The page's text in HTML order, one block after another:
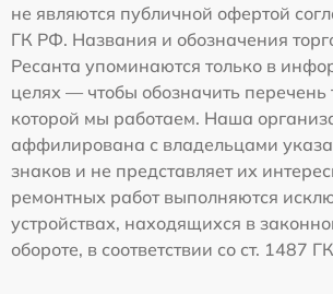
не являются публичной офертой
ГК РФ. Названия и обозначения
Ресанта упоминаются только в
целях — чтобы обозначить перечень
которой мы работаем. Наша
аффилирована с владельцами
знаков и не представляет их
ремонтных работ выполняются
устройствах, находящихся в
обороте, в соответствии со ст. 1487